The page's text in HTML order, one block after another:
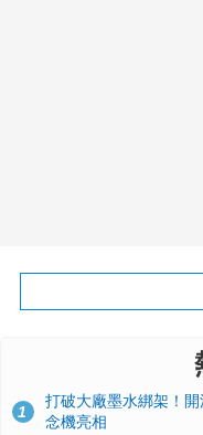
1
打破大廠墨水綁架！
念機亮相